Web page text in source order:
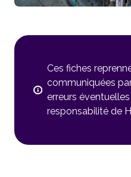
Ces fiches
communiquées
erreurs
responsabilité de